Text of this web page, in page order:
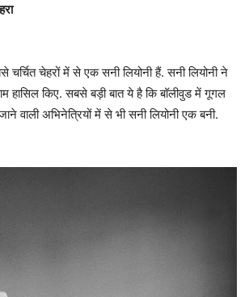
चेहरों में से एक सनी लियोनी हैं. सनी लियोनी ने
हासिल किए. सबसे बड़ी बात ये है कि बॉलीवुड में गूगल
वाली अभिनेत्रियों में से भी सनी लियोनी एक बनी.